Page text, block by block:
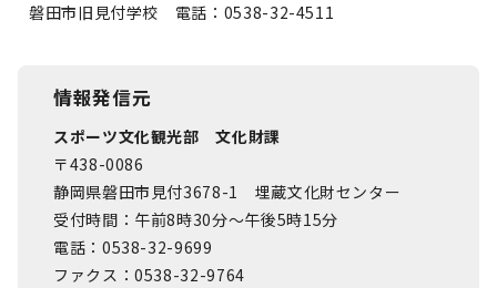
磐田市旧見付学校 電話：0538-32-4511
情報発信元
スポーツ文化観光部 文化財課
〒438-0086
静岡県磐田市見付3678-1 埋蔵文化財センター
受付時間：午前8時30分～午後5時15分
電話：0538-32-9699
ファクス：0538-32-9764